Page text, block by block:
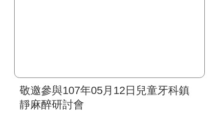
敬邀參與107年05月12日兒童牙科鎮
靜麻醉研討會